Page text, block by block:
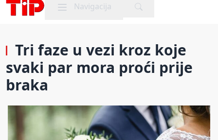
Mobile menu
Navigacija
Tri faze u vezi kroz koje
svaki par mora proći prije
braka